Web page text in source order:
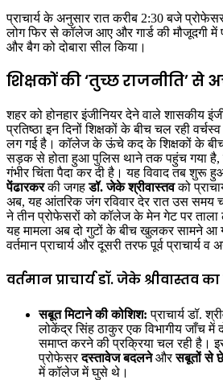
प्राचार्य के अनुसार रात करीब 2:30 बजे
लोग फिर से कॉलेज आए और गार्ड की मौजूदगी
और बैग को दोबारा सील किया।
शिक्षकों की ‘तुच्छ राजनीति’
शहर को होनहार इंजीनियर देने वाले शासकीय
प्रतिष्ठा इन दिनों शिक्षकों के बीच चल रही
लग गई है। कॉलेज के ऊंचे कद के शिक्षकों के बीच
सड़क से होता हुआ पुलिस थाने तक पहुंच गया है,
गंभीर चिंता पैदा कर दी है। यह विवाद तब शुरू
पेंढारकरकी जगहडॉ. जेके श्रीवास्तवको
अब, यह आंतरिक जंग रविवार देर रात उस समय
ने तीन प्रोफेसरों को कॉलेज के मेन गेट पर ताला
यह मामला अब दो गुटों के बीच खुलकर सामने आ
वर्तमान प्राचार्य और दूसरी तरफ पूर्व प्राचार्य व
वर्तमान प्राचार्य डॉ. जेके श्रीवास्तव का
सबूत मिटाने की कोशिश: प्राचार्य डॉ.
लोकेंद्र सिंह ठाकुर एक विभागीय जाँच में
समाप्त करने की प्रक्रिया चल रही है।
प्रोफेसरदस्तावेज बदलनेऔरसबूतों से
में कॉलेज में घुसे थे।